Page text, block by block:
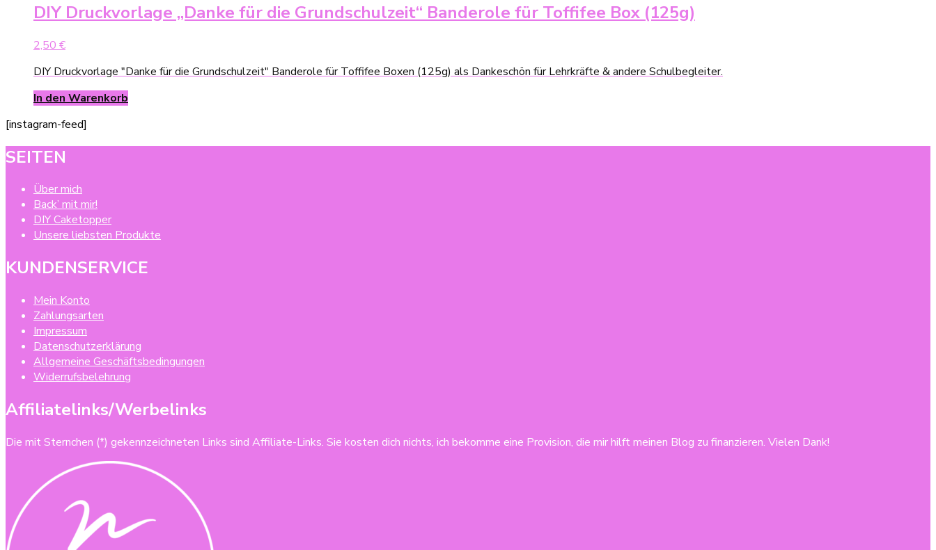
DIY Druckvorlage „Danke für die Grundschulzeit“ Banderole für Toffifee Box (125g)
2,50 €
DIY Druckvorlage "Danke für die Grundschulzeit" Banderole für Toffifee Boxen (125g) als Dankeschön für Lehrkräfte & andere Schulbegleiter.
In den Warenkorb
[instagram-feed]
SEITEN
Über mich
Back’ mit mir!
DIY Caketopper
Unsere liebsten Produkte
KUNDENSERVICE
Mein Konto
Zahlungsarten
Impressum
Datenschutzerklärung
Allgemeine Geschäftsbedingungen
Widerrufsbelehrung
Affiliatelinks/Werbelinks
Die mit Sternchen (*) gekennzeichneten Links sind Affiliate-Links. Sie kosten dich nichts, ich bekomme eine Provision, die mir hilft meinen Blog zu finanzieren. Vielen Dank!